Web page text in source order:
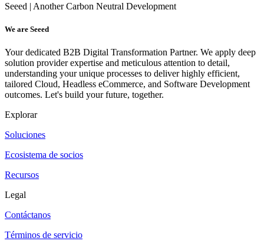
Seeed | Another Carbon Neutral Development
We are Seeed
Your dedicated B2B Digital Transformation Partner. We apply deep
solution provider expertise and meticulous attention to detail,
understanding your unique processes to deliver highly efficient,
tailored Cloud, Headless eCommerce, and Software Development
outcomes. Let's build your future, together.
Explorar
Soluciones
Ecosistema de socios
Recursos
Legal
Contáctanos
Términos de servicio